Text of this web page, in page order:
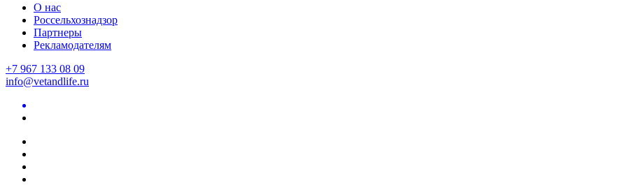
О нас
Россельхознадзор
Партнеры
Рекламодателям
+7 967 133 08 09
info@vetandlife.ru